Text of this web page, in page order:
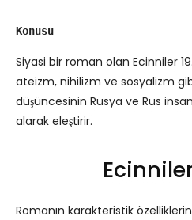
Konusu
Siyasi bir roman olan Ecinniler 19.
ateizm, nihilizm ve sosyalizm
düşüncesinin Rusya ve Rus
alarak eleştirir.
Romanın karakteristik